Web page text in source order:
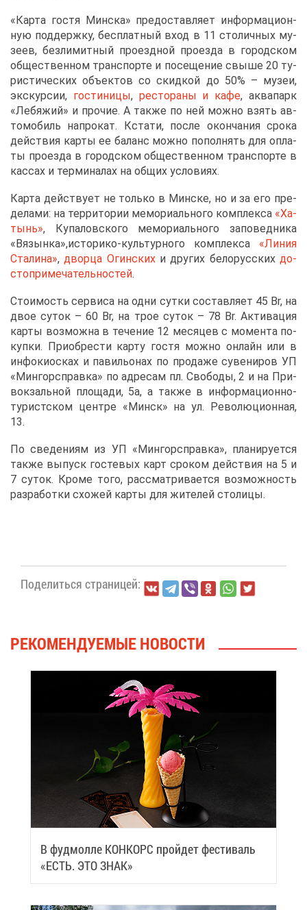
«Кар­та го­стя Мин­ска» предо­став­ля­ет ин­фор­ма­ци­он­
ную под­держ­ку, бес­плат­ный вход в 11 сто­лич­ных му­
зеев, без­ли­мит­ный про­езд­ной про­ез­да в го­род­ском
об­ще­ствен­ном транс­пор­те и по­се­ще­ние свы­ше 20 ту­
ри­сти­че­ских объ­ек­тов со скид­кой до 50% – му­зеи,
экс­кур­сии, го­сти­ни­цы, ре­сто­ра­ны и ка­фе, ак­ва­парк
«Ле­бя­жий» и про­чие. А та­к­же по ней мож­но взять ав­
то­мо­биль на­про­кат. Кста­ти, по­сле окон­ча­ния сро­ка
дей­ствия кар­ты ее ба­ланс мож­но по­пол­нять для опла­
ты про­ез­да в го­род­ском об­ще­ствен­ном транс­пор­те в
кас­сах и тер­ми­на­лах на об­щих усло­ви­ях.
Кар­та дей­ству­ет не толь­ко в Мин­ске, но и за его пре­
де­ла­ми: на тер­ри­то­рии ме­мо­ри­аль­но­го ком­плек­са «Ха­
тынь», Ку­па­лов­ско­го ме­мо­ри­аль­но­го за­по­вед­ни­ка
«Вя­зын­ка»,ис­то­ри­ко-куль­тур­но­го ком­плек­са «Ли­ния
Ста­ли­на»,двор­ца Огин­скихи дру­гих бе­ло­рус­скихдо­
сто­при­ме­ча­тель­но­стей.
Сто­и­мость сер­ви­са на од­ни сут­ки со­став­ля­ет 45 Br, на
двое су­ток – 60 Br, на трое су­ток – 78 Br. Ак­ти­ва­ция
кар­ты воз­мож­на в те­че­ние 12 ме­ся­цев с мо­мен­та по­
куп­ки. При­об­ре­сти кар­ту го­стя мож­но он­лайн или в
ин­фо­ки­ос­ках и па­ви­льо­нах по про­да­же су­ве­ни­ров УП
«Мин­гор­справ­ка» по ад­ре­сам пл. Сво­бо­ды, 2 и на При­
вок­заль­ной пло­ща­ди, 5а, а та­к­же в ин­фор­ма­ци­он­но-
ту­рист­ском цен­тре «Минск» на ул. Ре­во­лю­ци­он­ная,
13.
По све­де­ни­ям из УП «Мин­гор­справ­ка», пла­ни­ру­ет­ся
та­к­же вы­пуск го­сте­вых карт сро­ком дей­ствия на 5 и
7 су­ток. Кро­ме то­го, рас­смат­ри­ва­ет­ся воз­мож­ность
раз­ра­бот­ки схо­жей кар­ты для жи­те­лей сто­ли­цы.
По­де­лить­ся стра­ни­цей:
РЕ­КО­МЕН­ДУ­Е­МЫЕ НО­ВО­СТИ
В фуд­мол­ле КОН­КОРС прой­дет фе­сти­валь
«ЕСТЬ. ЭТО ЗНАК»